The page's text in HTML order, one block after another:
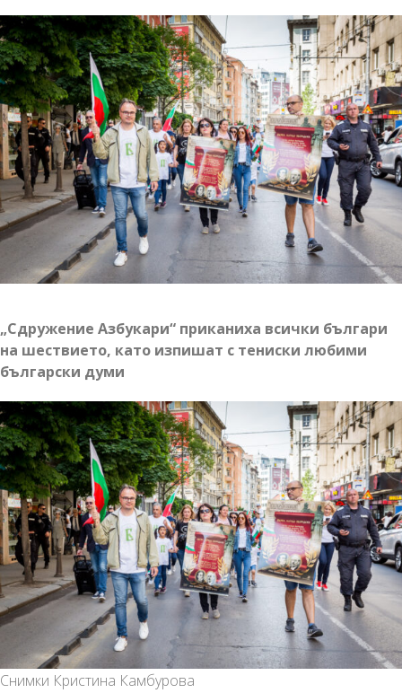
тема
„Българските
просветители
и
будители“
„Сдружение Азбукари“ приканиха всички българи
на шествието, като изпишат с тениски любими
български думи
Снимки Кристина Камбурова